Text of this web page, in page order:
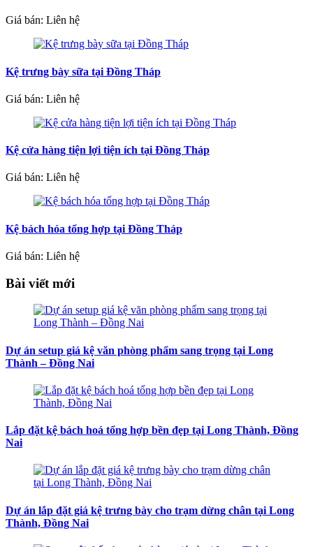
Giá bán: Liên hệ
Kệ trưng bày sữa tại Đồng Tháp
Giá bán: Liên hệ
Kệ cửa hàng tiện lợi tiện ích tại Đồng Tháp
Giá bán: Liên hệ
Kệ bách hóa tổng hợp tại Đồng Tháp
Giá bán: Liên hệ
Bài viết mới
Dự án setup giá kệ văn phòng phẩm sang trọng tại Long
Thành – Đồng Nai
Lắp đặt kệ bách hoá tổng hợp bền đẹp tại Long Thành, Đồng
Nai
Dự án lắp đặt giá kệ trưng bày cho trạm dừng chân tại Long
Thành, Đồng Nai